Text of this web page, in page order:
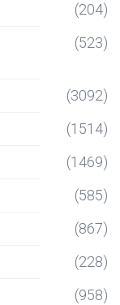
(204)
(523)
(3092)
(1514)
(1469)
(585)
(867)
(228)
(958)